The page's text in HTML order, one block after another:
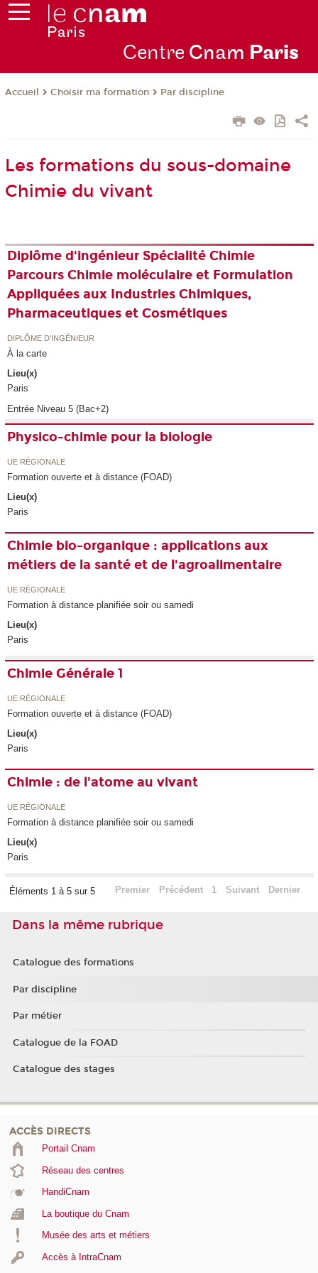
Centre Cnam Paris
Accueil Choisir ma formation Par discipline
Les formations du sous-domaine
Chimie du vivant
Diplôme d'ingénieur Spécialité Chimie
Parcours Chimie moléculaire et Formulation
Appliquées aux Industries Chimiques,
Pharmaceutiques et Cosmétiques
DIPLÔME D'INGÉNIEUR
À la carte
Lieu(x)
Paris
Entrée Niveau 5 (Bac+2)
Physico-chimie pour la biologie
UE RÉGIONALE
Formation ouverte et à distance (FOAD)
Lieu(x)
Paris
Chimie bio-organique : applications aux
métiers de la santé et de l'agroalimentaire
UE RÉGIONALE
Formation à distance planifiée soir ou samedi
Lieu(x)
Paris
Chimie Générale 1
UE RÉGIONALE
Formation ouverte et à distance (FOAD)
Lieu(x)
Paris
Chimie : de l'atome au vivant
UE RÉGIONALE
Formation à distance planifiée soir ou samedi
Lieu(x)
Paris
Éléments 1 à 5 sur 5 Premier Précédent 1 Suivant Dernier
Dans la même rubrique
Catalogue des formations
Par discipline
Par métier
Catalogue de la FOAD
Catalogue des stages
ACCÈS DIRECTS
Portail Cnam
Réseau des centres
HandiCnam
La boutique du Cnam
Musée des arts et métiers
Accès à IntraCnam